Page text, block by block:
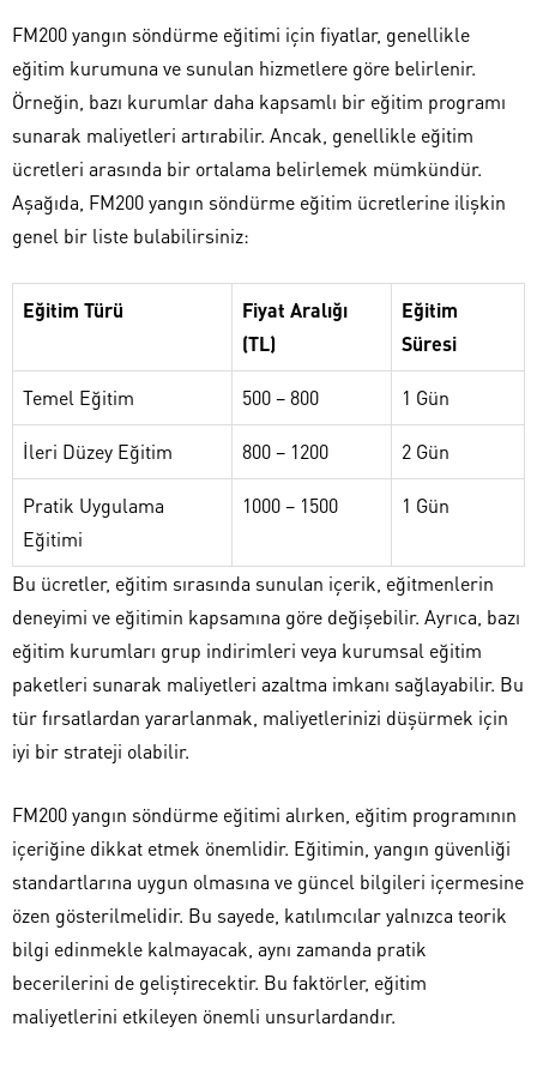
FM200 yangın söndürme eğitimi için fiyatlar, genellikle
eğitim kurumuna ve sunulan hizmetlere göre belirlenir.
Örneğin, bazı kurumlar daha kapsamlı bir eğitim programı
sunarak maliyetleri artırabilir. Ancak, genellikle eğitim
ücretleri arasında bir ortalama belirlemek mümkündür.
Aşağıda, FM200 yangın söndürme eğitim ücretlerine ilişkin
genel bir liste bulabilirsiniz:
Eğitim Türü
Fiyat Aralığı
(TL)
Eğitim
Süresi
Temel Eğitim 500 – 800 1 Gün
İleri Düzey Eğitim 800 – 1200 2 Gün
Pratik Uygulama
Eğitimi
1000 – 1500 1 Gün
Bu ücretler, eğitim sırasında sunulan içerik, eğitmenlerin
deneyimi ve eğitimin kapsamına göre değişebilir. Ayrıca, bazı
eğitim kurumları grup indirimleri veya kurumsal eğitim
paketleri sunarak maliyetleri azaltma imkanı sağlayabilir. Bu
tür fırsatlardan yararlanmak, maliyetlerinizi düşürmek için
iyi bir strateji olabilir.
FM200 yangın söndürme eğitimi alırken, eğitim programının
içeriğine dikkat etmek önemlidir. Eğitimin, yangın güvenliği
standartlarına uygun olmasına ve güncel bilgileri içermesine
özen gösterilmelidir. Bu sayede, katılımcılar yalnızca teorik
bilgi edinmekle kalmayacak, aynı zamanda pratik
becerilerini de geliştirecektir. Bu faktörler, eğitim
maliyetlerini etkileyen önemli unsurlardandır.